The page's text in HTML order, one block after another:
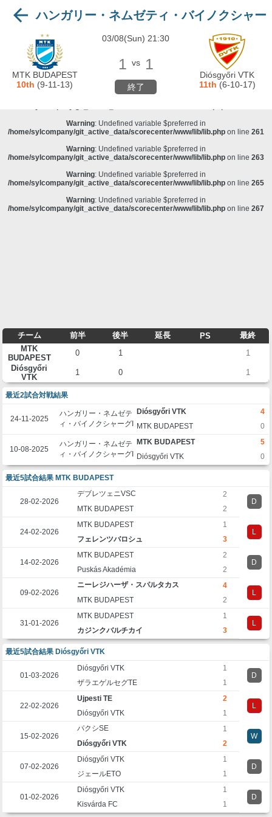
Warning: Undefined variable $preferred in
/home/sylcompany/git_active_data/scorecenter/www/lib/lib.php on line
Deprecated: stristr(): Passing null to parameter #1 ($haystack) of type string is
deprecated in/home/sylcompany/git_active_data/scorecenter/www/lib/lib.php
Warning
: Undefined variable $preferred in
/home/sylcompany/git_active_data/scorecenter/www/lib/lib.phpon line257
Warning: Undefined variable $preferred in
/home/sylcompany/git_active_data/scorecenter/www/lib/lib.php on line 261
Warning: Undefined variable $preferred in
/home/sylcompany/git_active_data/scorecenter/www/lib/lib.php on line 263
Warning: Undefined variable $preferred in
/home/sylcompany/git_active_data/scorecenter/www/lib/lib.php on line 265
Warning: Undefined variable $preferred in
/home/sylcompany/git_active_data/scorecenter/www/lib/lib.php on line 267
ハンガリー・ネムゼティ・バイノクシャー
グI
MTK BUDAPEST
10th (9-11-13)
03/08(Sun) 21:30
1 vs 1
終了
Diósgyőri VTK
11th (6-10-17)
チーム 前半 後半 延長 PS
最終
MTK
BUDAPEST
0 1
1
Diósgyőri
VTK
1 0 1
最近2試合対戦結果
24-11-2025
ハンガリー・ネムゼテ
ィ・バイノクシャーグI
Diósgyőri VTK
4
MTK BUDAPEST
0
10-08-2025
ハンガリー・ネムゼテ
ィ・バイノクシャーグI
MTK BUDAPEST
5
Diósgyőri VTK
0
最近5試合結果 MTK BUDAPEST
28-02-2026
デブレツェニVSC
2
D
MTK BUDAPEST
2
24-02-2026
MTK BUDAPEST
1
L
フェレンツバロシュ
3
14-02-2026
MTK BUDAPEST
2
D
Puskás Akadémia
2
09-02-2026
ニーレジハーザ・スパルタカス
4
L
MTK BUDAPEST
2
31-01-2026
MTK BUDAPEST
1
L
カジンクバルチカイ
3
最近5試合結果 Diósgyőri VTK
01-03-2026
Diósgyőri VTK
1
D
ザラエゲルセグTE
1
22-02-2026
Ujpesti TE
2
L
Diósgyőri VTK
1
15-02-2026
パクシSE
1
W
Diósgyőri VTK
2
07-02-2026
Diósgyőri VTK
1
D
ジェールETO
1
01-02-2026
Diósgyőri VTK
1
D
Kisvárda FC
1